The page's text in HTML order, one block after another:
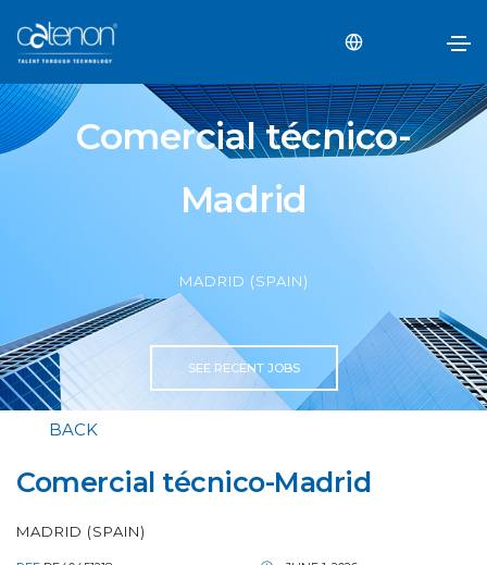
Comercial técnico-
Madrid
MADRID (SPAIN)
SEE RECENT JOBS
BACK
Comercial técnico-Madrid
MADRID (SPAIN)